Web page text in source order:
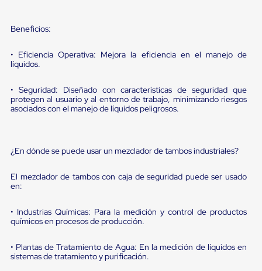
Andén
Controles
de
Muelle/Andén
Básico
de
Muelle/Andén
de
carga
eléctrico
Diablito
Beneficios:
• Eficiencia Operativa: Mejora la eficiencia en el manejo de
líquidos.
• Seguridad: Diseñado con características de seguridad que
protegen al usuario y al entorno de trabajo, minimizando riesgos
asociados con el manejo de líquidos peligrosos.
¿En dónde se puede usar un mezclador de tambos industriales?
El mezclador de tambos con caja de seguridad puede ser usado
en:
• Industrias Químicas: Para la medición y control de productos
químicos en procesos de producción.
• Plantas de Tratamiento de Agua: En la medición de líquidos en
sistemas de tratamiento y purificación.